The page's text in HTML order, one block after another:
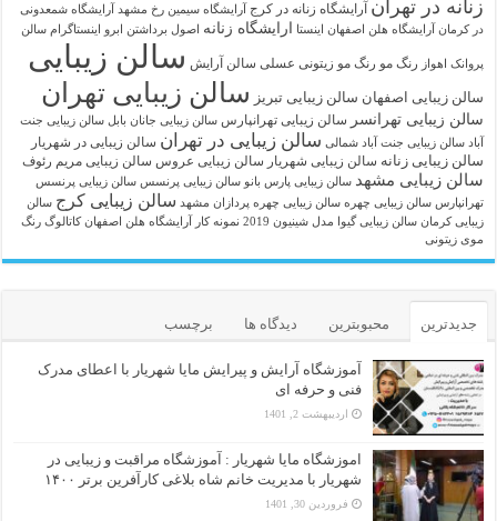
زنانه در تهران آرایشگاه زنانه در کرج آرایشگاه سیمین رخ مشهد
آرایشگاه شمعدونی
در کرمان آرایشگاه هلن اصفهان اینستا ارایشگاه زنانه اصول برداشتن ابرو اینستاگرام سالن
پروانک اهواز رنگ مو رنگ مو زیتونی عسلی سالن آرایش سالن زیبایی
سالن زیبایی اصفهان سالن زیبایی تبریز سالن زیبایی تهران
سالن زیبایی تهرانسر سالن زیبایی تهرانپارس سالن زیبایی جانان بابل سالن زیبایی جنت
آباد سالن زیبایی جنت آباد شمالی سالن زیبایی در تهران سالن زیبایی در شهریار
سالن زیبایی زنانه سالن زیبایی شهریار سالن زیبایی عروس سالن زیبایی مریم رئوف
سالن زیبایی مشهد سالن زیبایی پارس بانو سالن زیبایی پرنسس سالن زیبایی پرنسس
تهرانپارس سالن زیبایی چهره سالن زیبایی چهره پردازان مشهد سالن زیبایی کرج سالن
زیبایی کرمان سالن زیبایی گیوا مدل شینیون 2019 نمونه کار آرایشگاه هلن اصفهان کاتالوگ رنگ
موی زیتونی
جدیدترین محبوبترین دیدگاه ها برچسب
آموزشگاه آرایش و پیرایش مایا شهریار با اعطای مدرک
فنی و حرفه ای
اردیبهشت 2, 1401
اموزشگاه مایا شهریار : آموزشگاه مراقبت و زیبایی در
شهریار با مدیریت خانم شاه بلاغی کارآفرین برتر ۱۴۰۰
فروردین 30, 1401